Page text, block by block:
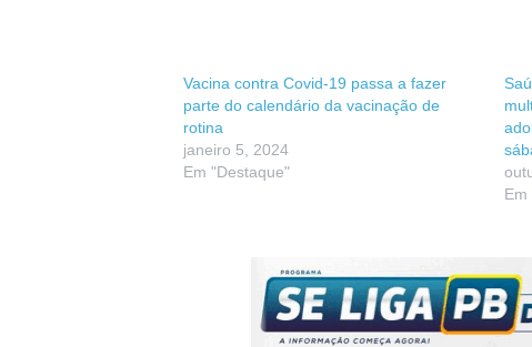
Vacina contra Covid-19 passa a fazer
parte do calendário da vacinação de
rotina
janeiro 5, 2024
Em "Destaque"
Em